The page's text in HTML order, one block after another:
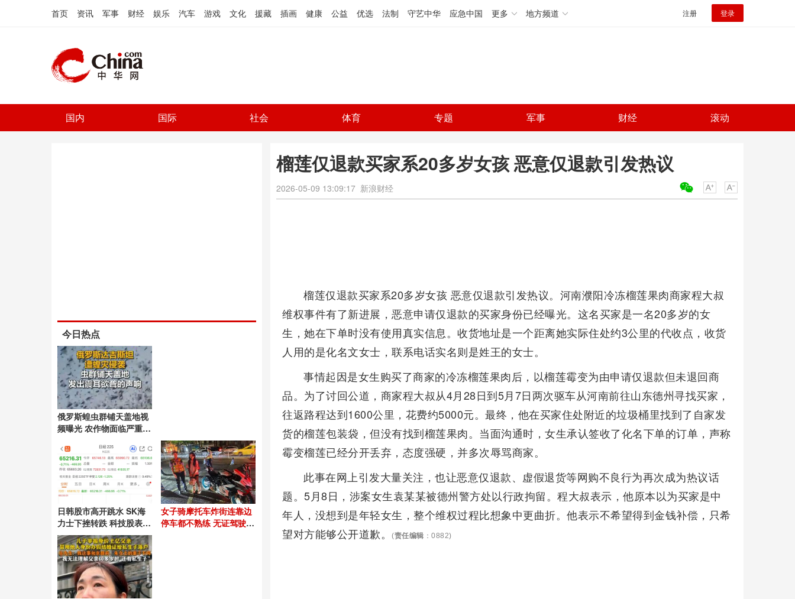
首页 资讯 军事 财经 娱乐 汽车 游戏 文化 援藏 插画 健康 公益 优选 法制 守艺中华 应急中国 更多 地方频道 注册 登录
国内 国际 社会 体育 专题 军事 财经 滚动
榴莲仅退款买家系20多岁女孩 恶意仅退款引发热议
2026-05-09 13:09:17 新浪财经
榴莲仅退款买家系20多岁女孩 恶意仅退款引发热议。河南濮阳冷冻榴莲果肉商家程大叔
维权事件有了新进展，恶意申请仅退款的买家身份已经曝光。这名买家是一名20多岁的女
生，她在下单时没有使用真实信息。收货地址是一个距离她实际住处约3公里的代收点，收货
人用的是化名文女士，联系电话实名则是姓王的女士。
事情起因是女生购买了商家的冷冻榴莲果肉后，以榴莲霉变为由申请仅退款但未退回商
品。为了讨回公道，商家程大叔从4月28日到5月7日两次驱车从河南前往山东德州寻找买家，
往返路程达到1600公里，花费约5000元。最终，他在买家住处附近的垃圾桶里找到了自家发
货的榴莲包装袋，但没有找到榴莲果肉。当面沟通时，女生承认签收了化名下单的订单，声称
霉变榴莲已经分开丢弃，态度强硬，并多次辱骂商家。
此事在网上引发大量关注，也让恶意仅退款、虚假退货等网购不良行为再次成为热议话
题。5月8日，涉案女生袁某某被德州警方处以行政拘留。程大叔表示，他原本以为买家是中
年人，没想到是年轻女生，整个维权过程比想象中更曲折。他表示不希望得到金钱补偿，只希
望对方能够公开道歉。
(责任编辑 ：0882)
今日热点
俄罗斯蝗虫群铺天盖地视
频曝光 农作物面临严重威
日韩股市高开跳水 SK海
力士下挫转跌 科技股表现
疲软
女子骑摩托车炸街连靠边
停车都不熟练 无证驾驶非